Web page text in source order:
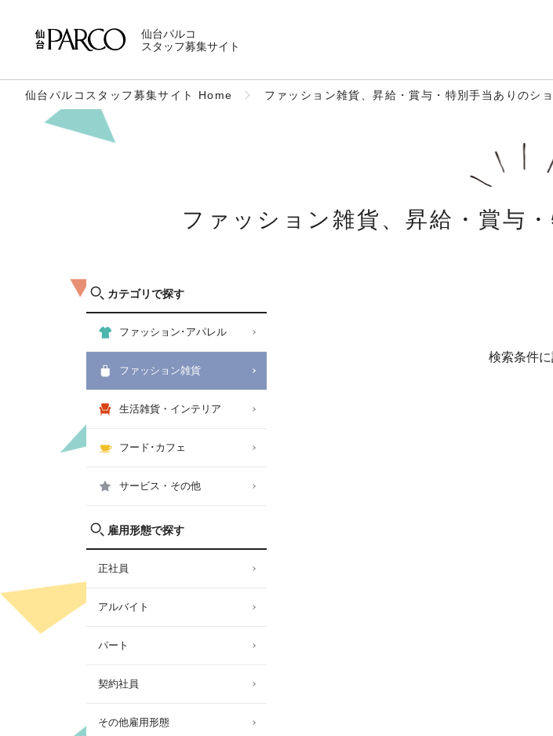
仙台パルコ
スタッフ募集サイト
仙台パルコスタッフ募集サイト Home ファッション雑貨、昇給・賞与・特別手当ありのシ
ファッション雑貨、昇給・賞与
カテゴリで探す
ファッション･アパレル
ファッション雑貨
生活雑貨・インテリア
フード･カフェ
サービス・その他
雇用形態で探す
正社員
アルバイト
パート
契約社員
その他雇用形態
検索条件